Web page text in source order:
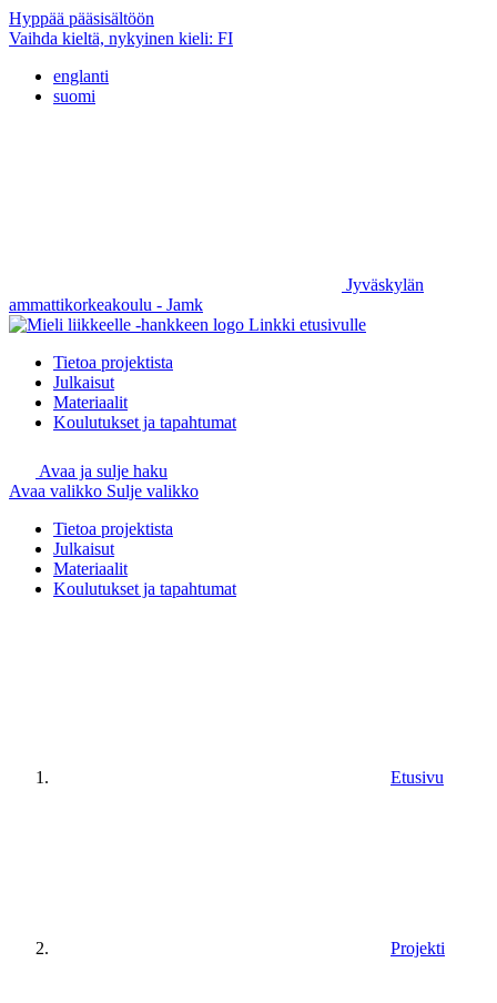
Hyppää pääsisältöön
Vaihda kieltä, nykyinen kieli: FI
englanti
suomi
Jyväskylän
ammattikorkeakoulu - Jamk
Linkki etusivulle
Tietoa projektista
Julkaisut
Materiaalit
Koulutukset ja tapahtumat
Avaa ja sulje haku
Avaa valikko Sulje valikko
Tietoa projektista
Julkaisut
Materiaalit
Koulutukset ja tapahtumat
Etusivu
Projekti